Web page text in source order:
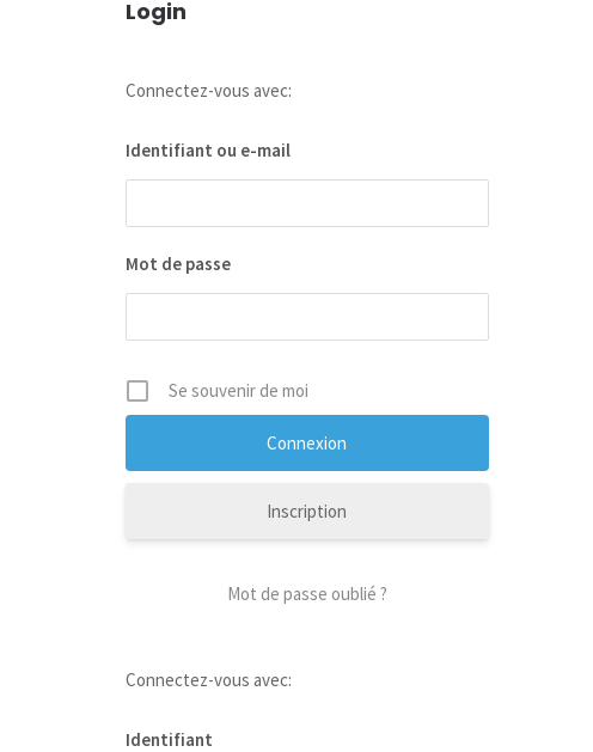
Login
Connectez-vous avec:
Identifiant ou e-mail
Mot de passe
Se souvenir de moi
Inscription
Mot de passe oublié ?
Connectez-vous avec:
Identifiant